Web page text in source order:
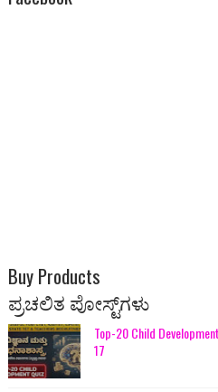
Buy Products
ಪ್ರಚಲಿತ ಪೋಸ್ಟ್‌ಗಳು
Top-20 Child
17